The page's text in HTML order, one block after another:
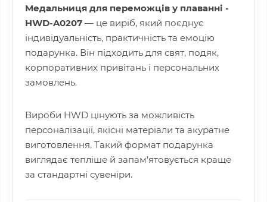
Медальниця для переможців у плаванні -
HWD-A0207 — це виріб, який поєднує
індивідуальність, практичність та емоцію
подарунка. Він підходить для свят, подяк,
корпоративних привітань і персональних
замовлень.
Вироби HWD цінують за можливість
персоналізації, якісні матеріали та акуратне
виготовлення. Такий формат подарунка
виглядає тепліше й запам’ятовується краще
за стандартні сувеніри.